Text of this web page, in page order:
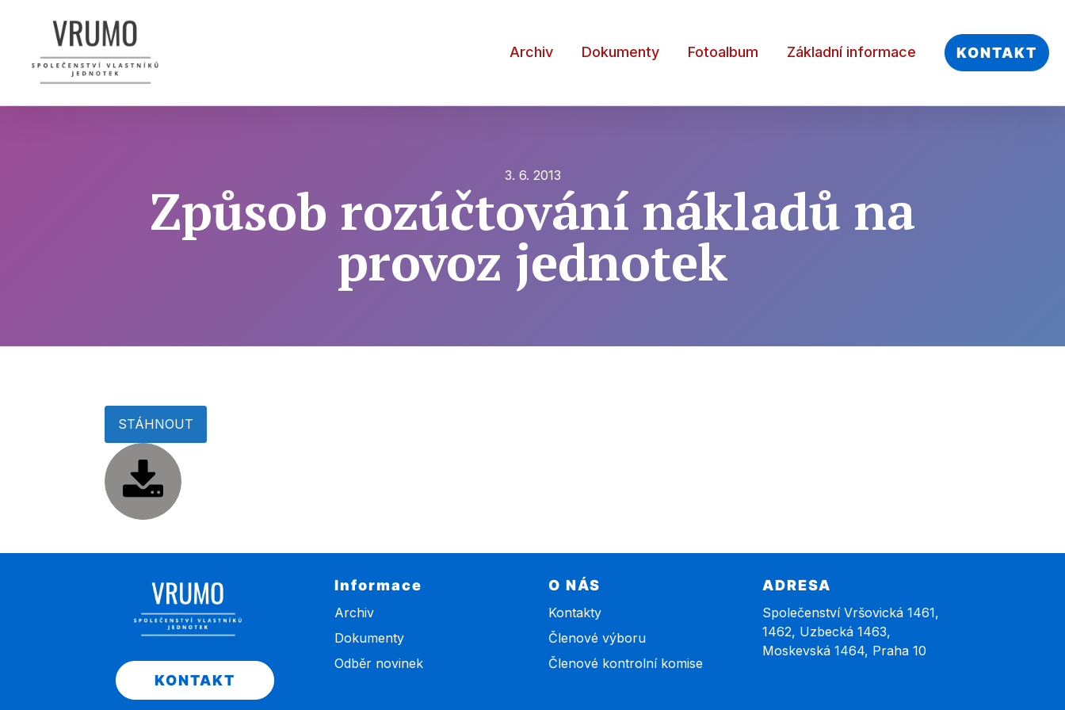
Archiv Dokumenty Fotoalbum Základní informace KONTAKT
3. 6. 2013
Způsob rozúčtování nákladů na
provoz jednotek
STÁHNOUT
KONTAKT
Informace
Archiv
Dokumenty
Odběr novinek
O NÁS
Kontakty
Členové výboru
Členové kontrolní komise
ADRESA
Společenství Vršovická 1461,
1462, Uzbecká 1463,
Moskevská 1464, Praha 10